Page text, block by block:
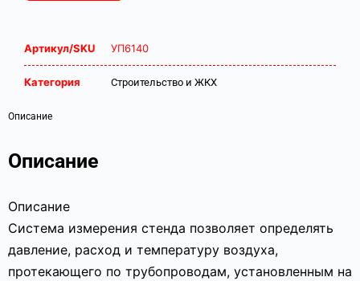
Артикул/SKU УП6140
Категория Строительство и ЖКХ
Описание
Описание
Описание
Система измерения стенда позволяет определять
давление, расход и температуру воздуха,
протекающего по трубопроводам, установленным на